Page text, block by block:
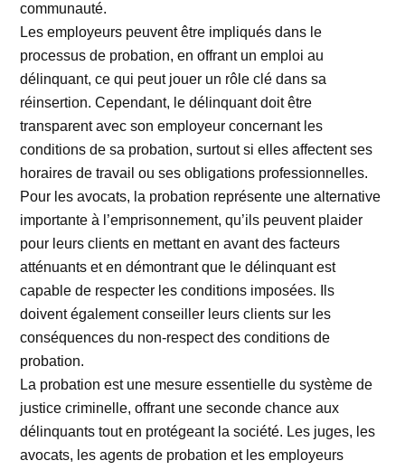
communauté.
Les employeurs peuvent être impliqués dans le
processus de probation, en offrant un emploi au
délinquant, ce qui peut jouer un rôle clé dans sa
réinsertion. Cependant, le délinquant doit être
transparent avec son employeur concernant les
conditions de sa probation, surtout si elles affectent ses
horaires de travail ou ses obligations professionnelles.
Pour les avocats, la probation représente une alternative
importante à l’emprisonnement, qu’ils peuvent plaider
pour leurs clients en mettant en avant des facteurs
atténuants et en démontrant que le délinquant est
capable de respecter les conditions imposées. Ils
doivent également conseiller leurs clients sur les
conséquences du non-respect des conditions de
probation.
La probation est une mesure essentielle du système de
justice criminelle, offrant une seconde chance aux
délinquants tout en protégeant la société. Les juges, les
avocats, les agents de probation et les employeurs